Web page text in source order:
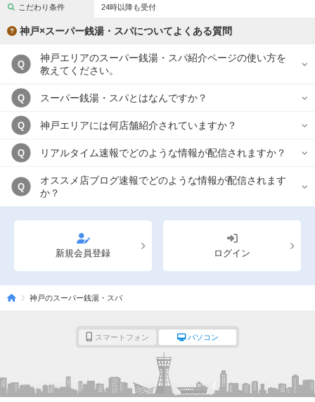
閉じる
こだわり条件 24時以降も受付
神戸×スーパー銭湯・スパについてよくある質問
Q
神戸エリアのスーパー銭湯・スパ紹介ページの使い方を
教えてください。
Q スーパー銭湯・スパとはなんですか？
Q 神戸エリアには何店舗紹介されていますか？
Q リアルタイム速報でどのような情報が配信されますか？
Q
オススメ店ブログ速報でどのような情報が配信されます
か？
新規会員登録 ログイン
神戸のスーパー銭湯・スパ
スマートフォン パソコン